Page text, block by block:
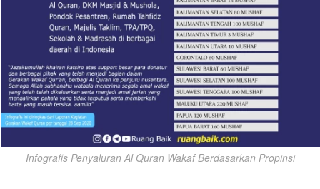
Infografis Penyaluran Al Quran Wakaf Berdasarkan Propinsi